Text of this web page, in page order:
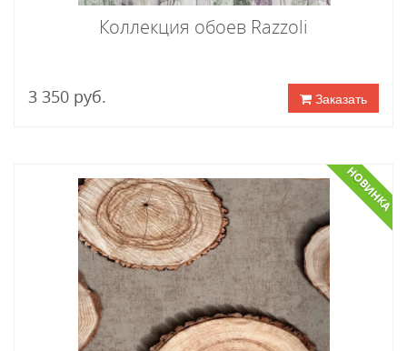
Коллекция обоев Razzoli
3 350 руб. Заказать
НОВИНКА